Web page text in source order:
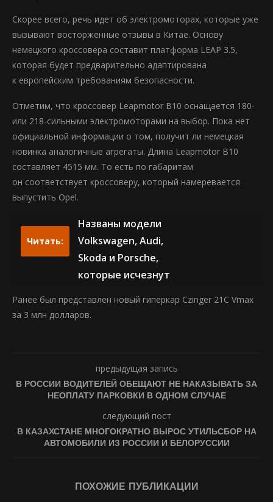
Скорее всего, речь идет об электромоторах, которые уже
вызывают восторженные отзывы в Китае. Основу
немецкого кроссовера составит платформа LEAP 3.5,
которая будет предварительно адаптирована
к европейским требованиям безопасности.
Отметим, что кроссовер Leapmotor B10 оснащается 180-
или 218-сильными электромоторами на выбор. Пока нет
официальной информации о том, получит ли немецкая
новинка аналогичные агрегаты. Длина Leapmotor B10
составляет 4515 мм. То есть по габаритам
он соответствует кроссоверу, который намеревается
выпустить Opel.
Читать:
Названы модели
Volkswagen, Audi,
Skoda и Porsche,
которые исчезнут
Ранее был представлен новый гиперкар Czinger 21C Vmax
за 3 млн долларов.
предыдущая запись
В РОССИИ ВОДИТЕЛЕЙ ОБЕЩАЮТ НЕ НАКАЗЫВАТЬ ЗА
НЕОПЛАТУ ПАРКОВКИ В ОДНОМ СЛУЧАЕ
следующий пост
В КАЗАХСТАНЕ МНОГОКРАТНО ВЫРОС УТИЛЬСБОР НА
АВТОМОБИЛИ ИЗ РОССИИ И БЕЛОРУССИИ
ПОХОЖИЕ ПУБЛИКАЦИИ